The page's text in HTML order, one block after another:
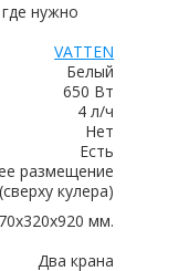
нужно
VATTEN
Белый
650 Вт
4 л/ч
Нет
Есть
размещение
кулера)
мм.
Два крана